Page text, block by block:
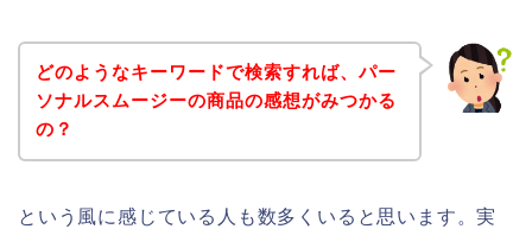
どのようなキーワードで検索すれば、パー
ソナルスムージーの商品の感想がみつかる
の？
という風に感じている人も数多くいると思います。実